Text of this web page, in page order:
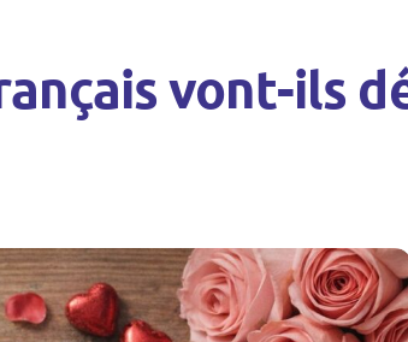
vont-ils